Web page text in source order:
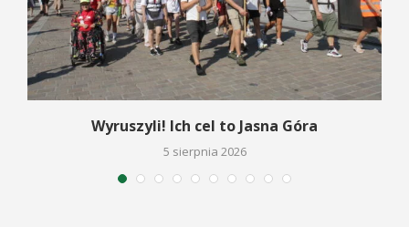
Wyruszyli! Ich cel to Jasna Góra
5 sierpnia 2026